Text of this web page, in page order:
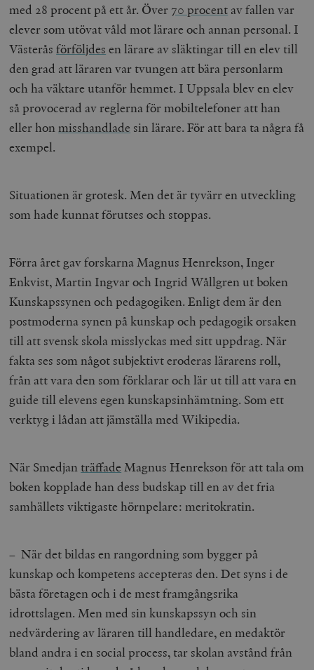
med 28 procent på ett år. Över 70 procent av fallen var
elever som utövat våld mot lärare och annan personal. I
Västeråsförföljdes en lärare av släktingar till en elev till
den grad att läraren var tvungen att bära personlarm
och ha väktare utanför hemmet. I Uppsala blev en elev
så provocerad av reglerna för mobiltelefoner att han
eller honmisshandlade sin lärare. För att bara ta några få
exempel.
Situationen är grotesk. Men det är tyvärr en utveckling
som hade kunnat förutses och stoppas.
Förra året gav forskarna Magnus Henrekson, Inger
Enkvist, Martin Ingvar och Ingrid Wållgren ut boken
Kunskapssynen och pedagogiken. Enligt dem är den
postmoderna synen på kunskap och pedagogik orsaken
till att svensk skola misslyckas med sitt uppdrag. När
fakta ses som något subjektivt eroderas lärarens roll,
från att vara den som förklarar och lär ut till att vara en
guide till elevens egen kunskapsinhämtning. Som ett
verktyg i lådan att jämställa med Wikipedia.
När Smedjan träffade Magnus Henrekson för att tala om
boken kopplade han dess budskap till en av det fria
samhällets viktigaste hörnpelare: meritokratin.
– När det bildas en rangordning som bygger på
kunskap och kompetens accepteras den. Det syns i de
bästa företagen och i de mest framgångsrika
idrottslagen. Men med sin kunskapssyn och sin
nedvärdering av läraren till handledare, en medaktör
bland andra i en social process, tar skolan avstånd från